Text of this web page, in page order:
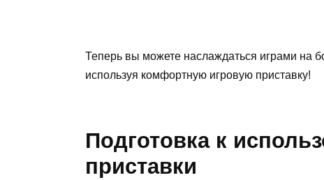
Теперь вы можете наслаждаться играми на
используя комфортную игровую приставку!
Подготовка к
приставки